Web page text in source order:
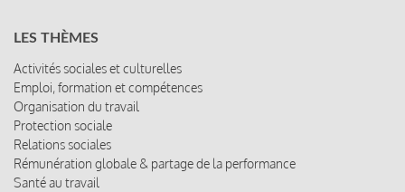
LES THÈMES
Activités sociales et culturelles
Emploi, formation et compétences
Organisation du travail
Protection sociale
Relations sociales
Rémunération globale & partage de la performance
Santé au travail